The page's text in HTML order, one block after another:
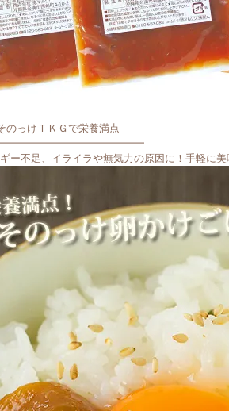
のっけＴＫＧで栄養満点
ー不足、イライラや無気力の原因に！手軽に